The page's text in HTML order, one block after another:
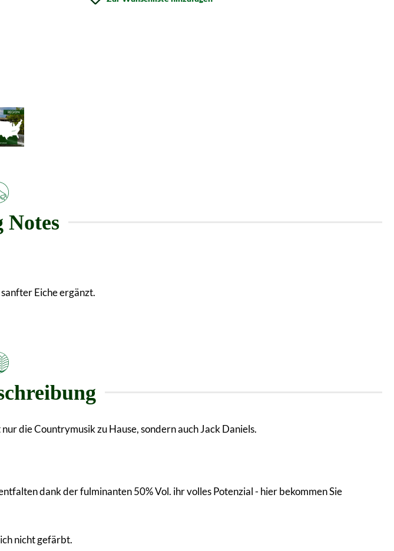
Notes
Eiche ergänzt.
die Countrymusik zu Hause, sondern auch Jack Daniels.
dank der fulminanten 50% Vol. ihr volles Potenzial - hier bekommen Sie
nicht gefärbt.